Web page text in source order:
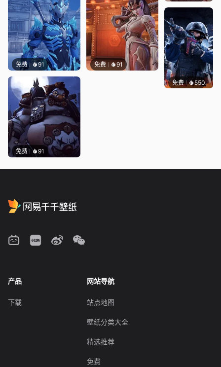
免费 91 免费 91
免费 91
免费 550小鬼
产品
下载
网站导航
站点地图
壁纸分类大全
精选推荐
免费